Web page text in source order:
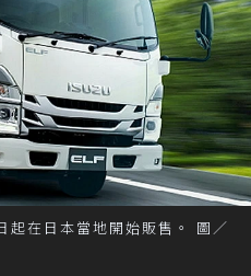
起在日本當地開始販售。 圖／